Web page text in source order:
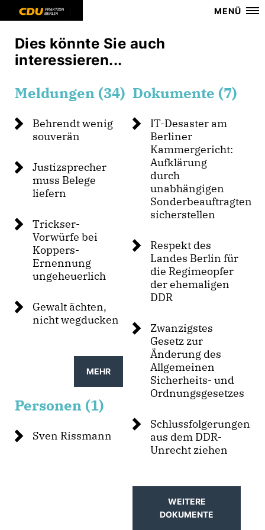
MENÜ
Dies könnte Sie auch
interessieren...
Meldungen (34)
Behrendt wenig
souverän
Justizsprecher
muss Belege
liefern
Trickser-
Vorwürfe bei
Koppers-
Ernennung
ungeheuerlich
Gewalt ächten,
nicht wegducken
MEHR
Personen (1)
Sven Rissmann
Dokumente (7)
IT-Desaster am
Berliner
Kammergericht:
Aufklärung
durch
unabhängigen
Sonderbeauftragten
sicherstellen
Respekt des
Landes Berlin für
die Regimeopfer
der ehemaligen
DDR
Zwanzigstes
Gesetz zur
Änderung des
Allgemeinen
Sicherheits- und
Ordnungsgesetzes
Schlussfolgerungen
aus dem DDR-
Unrecht ziehen
WEITERE
DOKUMENTE